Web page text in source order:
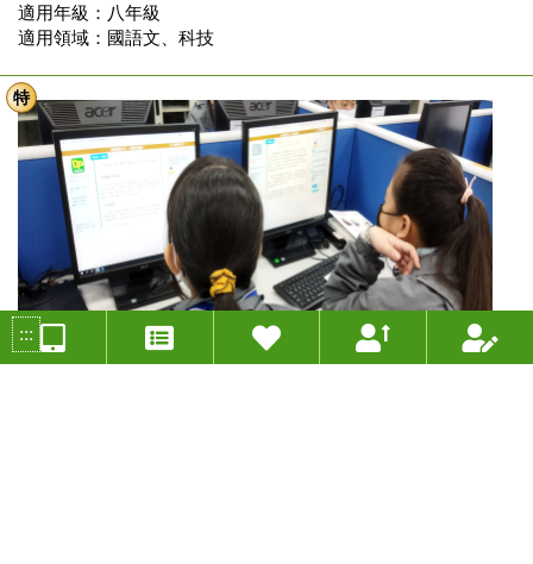
適用年級：八年級
適用領域：國語文、科技
特
:::